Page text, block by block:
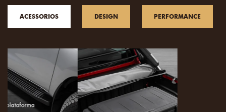
ACESSORIOS DESIGN PERFORMANCE